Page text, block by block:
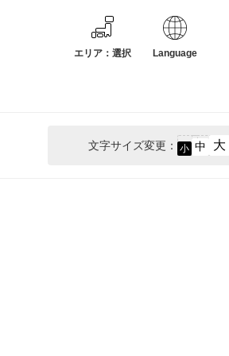
エリア ： 選択 Language
文字サイズ変更： 小 中 大